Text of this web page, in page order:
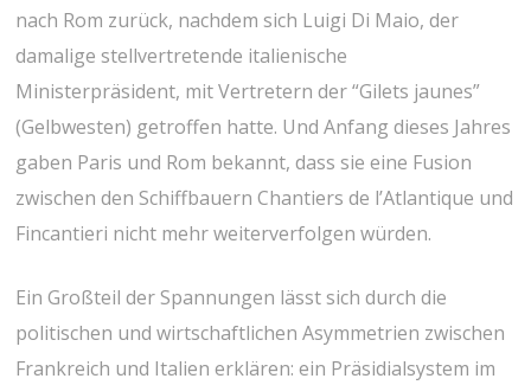
nach Rom zurück, nachdem sich Luigi Di Maio, der
damalige stellvertretende italienische
Ministerpräsident, mit Vertretern der “Gilets jaunes”
(Gelbwesten) getroffen hatte. Und Anfang dieses Jahres
gaben Paris und Rom bekannt, dass sie eine Fusion
zwischen den Schiffbauern Chantiers de l’Atlantique und
Fincantieri nicht mehr weiterverfolgen würden.
Ein Großteil der Spannungen lässt sich durch die
politischen und wirtschaftlichen Asymmetrien zwischen
Frankreich und Italien erklären: ein Präsidialsystem im